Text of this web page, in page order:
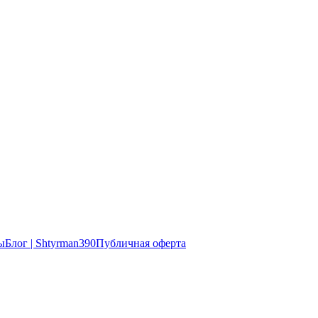
Блог | Shtyrman390Публичная оферта